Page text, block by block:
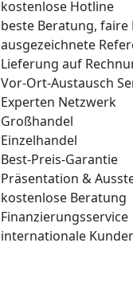
kostenlose Hotline
beste Beratung, faire
ausgezeichnete
Lieferung auf
Vor-Ort-Austausch
Experten Netzwerk
Großhandel
Einzelhandel
Best-Preis-Garantie
Präsentation &
kostenlose Beratung
Finanzierungsservice
internationale